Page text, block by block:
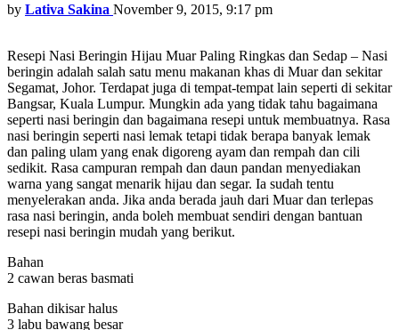
by Lativa Sakina November 9, 2015, 9:17 pm
Resepi Nasi Beringin Hijau Muar Paling Ringkas dan Sedap – Nasi
beringin adalah salah satu menu makanan khas di Muar dan sekitar
Segamat, Johor. Terdapat juga di tempat-tempat lain seperti di sekitar
Bangsar, Kuala Lumpur. Mungkin ada yang tidak tahu bagaimana
seperti nasi beringin dan bagaimana resepi untuk membuatnya. Rasa
nasi beringin seperti nasi lemak tetapi tidak berapa banyak lemak
dan paling ulam yang enak digoreng ayam dan rempah dan cili
sedikit. Rasa campuran rempah dan daun pandan menyediakan
warna yang sangat menarik hijau dan segar. Ia sudah tentu
menyelerakan anda. Jika anda berada jauh dari Muar dan terlepas
rasa nasi beringin, anda boleh membuat sendiri dengan bantuan
resepi nasi beringin mudah yang berikut.
Bahan
2 cawan beras basmati
Bahan dikisar halus
3 labu bawang besar